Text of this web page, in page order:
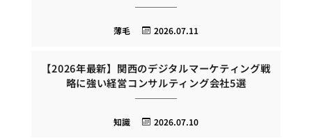
2026.07.11
薄毛
【2026年最新】関西のデジタルマーケティング戦
略に強い経営コンサルティング会社5選
2026.07.10
知識